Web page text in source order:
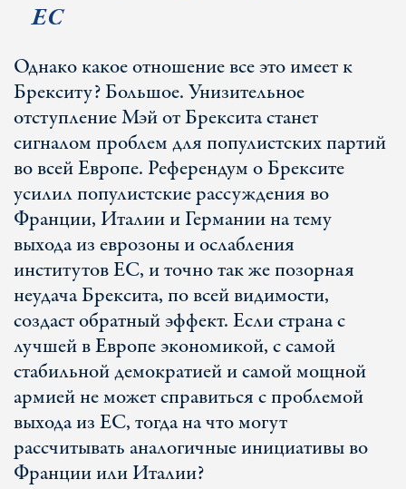
ЕС
Однако какое отношение все это имеет к
Брекситу? Большое. Унизительное
отступление Мэй от Брексита станет
сигналом проблем для популистских партий
во всей Европе. Референдум о Брексите
усилил популистские рассуждения во
Франции, Италии и Германии на тему
выхода из еврозоны и ослабления
институтов ЕС, и точно так же позорная
неудача Брексита, по всей видимости,
создаст обратный эффект. Если страна с
лучшей в Европе экономикой, с самой
стабильной демократией и самой мощной
армией не может справиться с проблемой
выхода из ЕС, тогда на что могут
рассчитывать аналогичные инициативы во
Франции или Италии?